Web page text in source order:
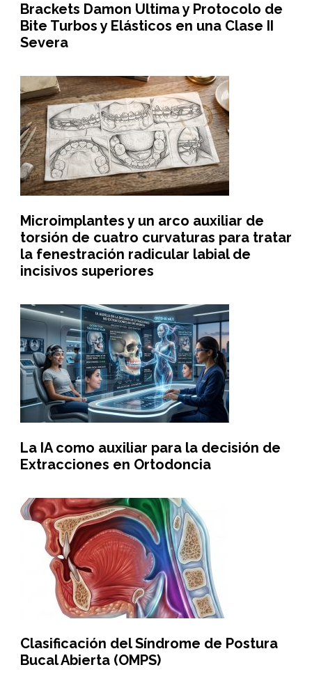
Brackets Damon Ultima y Protocolo de
Bite Turbos y Elásticos en una Clase II
Severa
Microimplantes y un arco auxiliar de
torsión de cuatro curvaturas para tratar
la fenestración radicular labial de
incisivos superiores
La IA como auxiliar para la decisión de
Extracciones en Ortodoncia
Clasificación del Síndrome de Postura
Bucal Abierta (OMPS)